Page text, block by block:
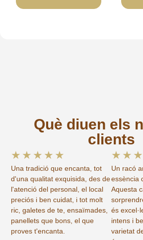
Què diuen els
clients
★ ★ ★ ★ ★
Una tradició que encanta, tot
d'una qualitat exquisida, des de
l'atenció del personal, el local
preciós i ben cuidat, i tot molt
ric, galetes de te, ensaïmades,
panellets que bons, el que
proves t'encanta.
★ ★ ★
Un racó
essència
Aquesta
és
intens i
varietat